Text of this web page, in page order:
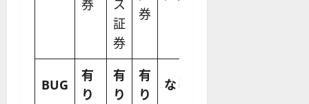
券
ス
証
券
券
BUG
有
り
有
り
有
り
なし